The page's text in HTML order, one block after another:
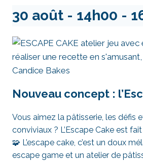
30 août - 14h00 -
Nouveau concept :
Vous aimez la pâtisserie, les défis
conviviaux ? L’Escape Cake est
🧩 L’escape cake, c’est un doux
escape game et un atelier de